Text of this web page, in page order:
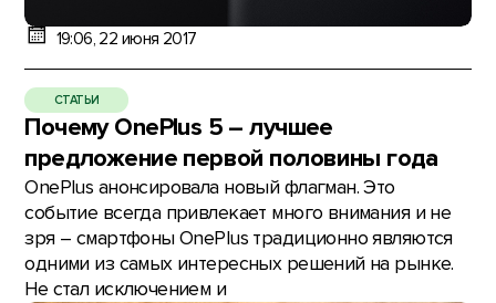
19:06, 22 июня 2017
СТАТЬИ
Почему OnePlus 5 – лучшее
предложение первой половины года
OnePlus анонсировала новый флагман. Это
событие всегда привлекает много внимания и не
зря – смартфоны OnePlus традиционно являются
одними из самых интересных решений на рынке.
Не стал исключением и